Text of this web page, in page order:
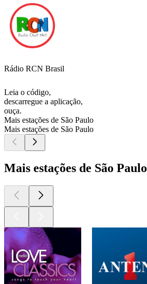
Rádio RCN Brasil
Leia o código,
descarregue a aplicação,
ouça.
Mais estações de São Paulo
Mais estações de São Paulo
Mais estações de São Paulo